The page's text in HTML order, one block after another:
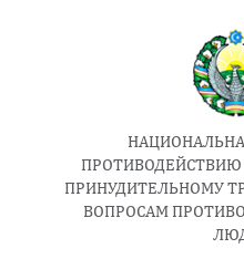
ПРИНУДИТЕЛЬНОМУ
ВОПРОСАМ